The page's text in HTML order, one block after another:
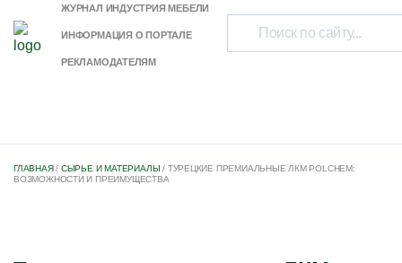
ЖУРНАЛ ИНДУСТРИЯ МЕБЕЛИ
ИНФОРМАЦИЯ О ПОРТАЛЕ
РЕКЛАМОДАТЕЛЯМ
ГЛАВНАЯ/ СЫРЬЕ И МАТЕРИАЛЫ / ТУРЕЦКИЕ ПРЕМИАЛЬНЫЕ ЛКМ POLCHEM:
ВОЗМОЖНОСТИ И ПРЕИМУЩЕСТВА